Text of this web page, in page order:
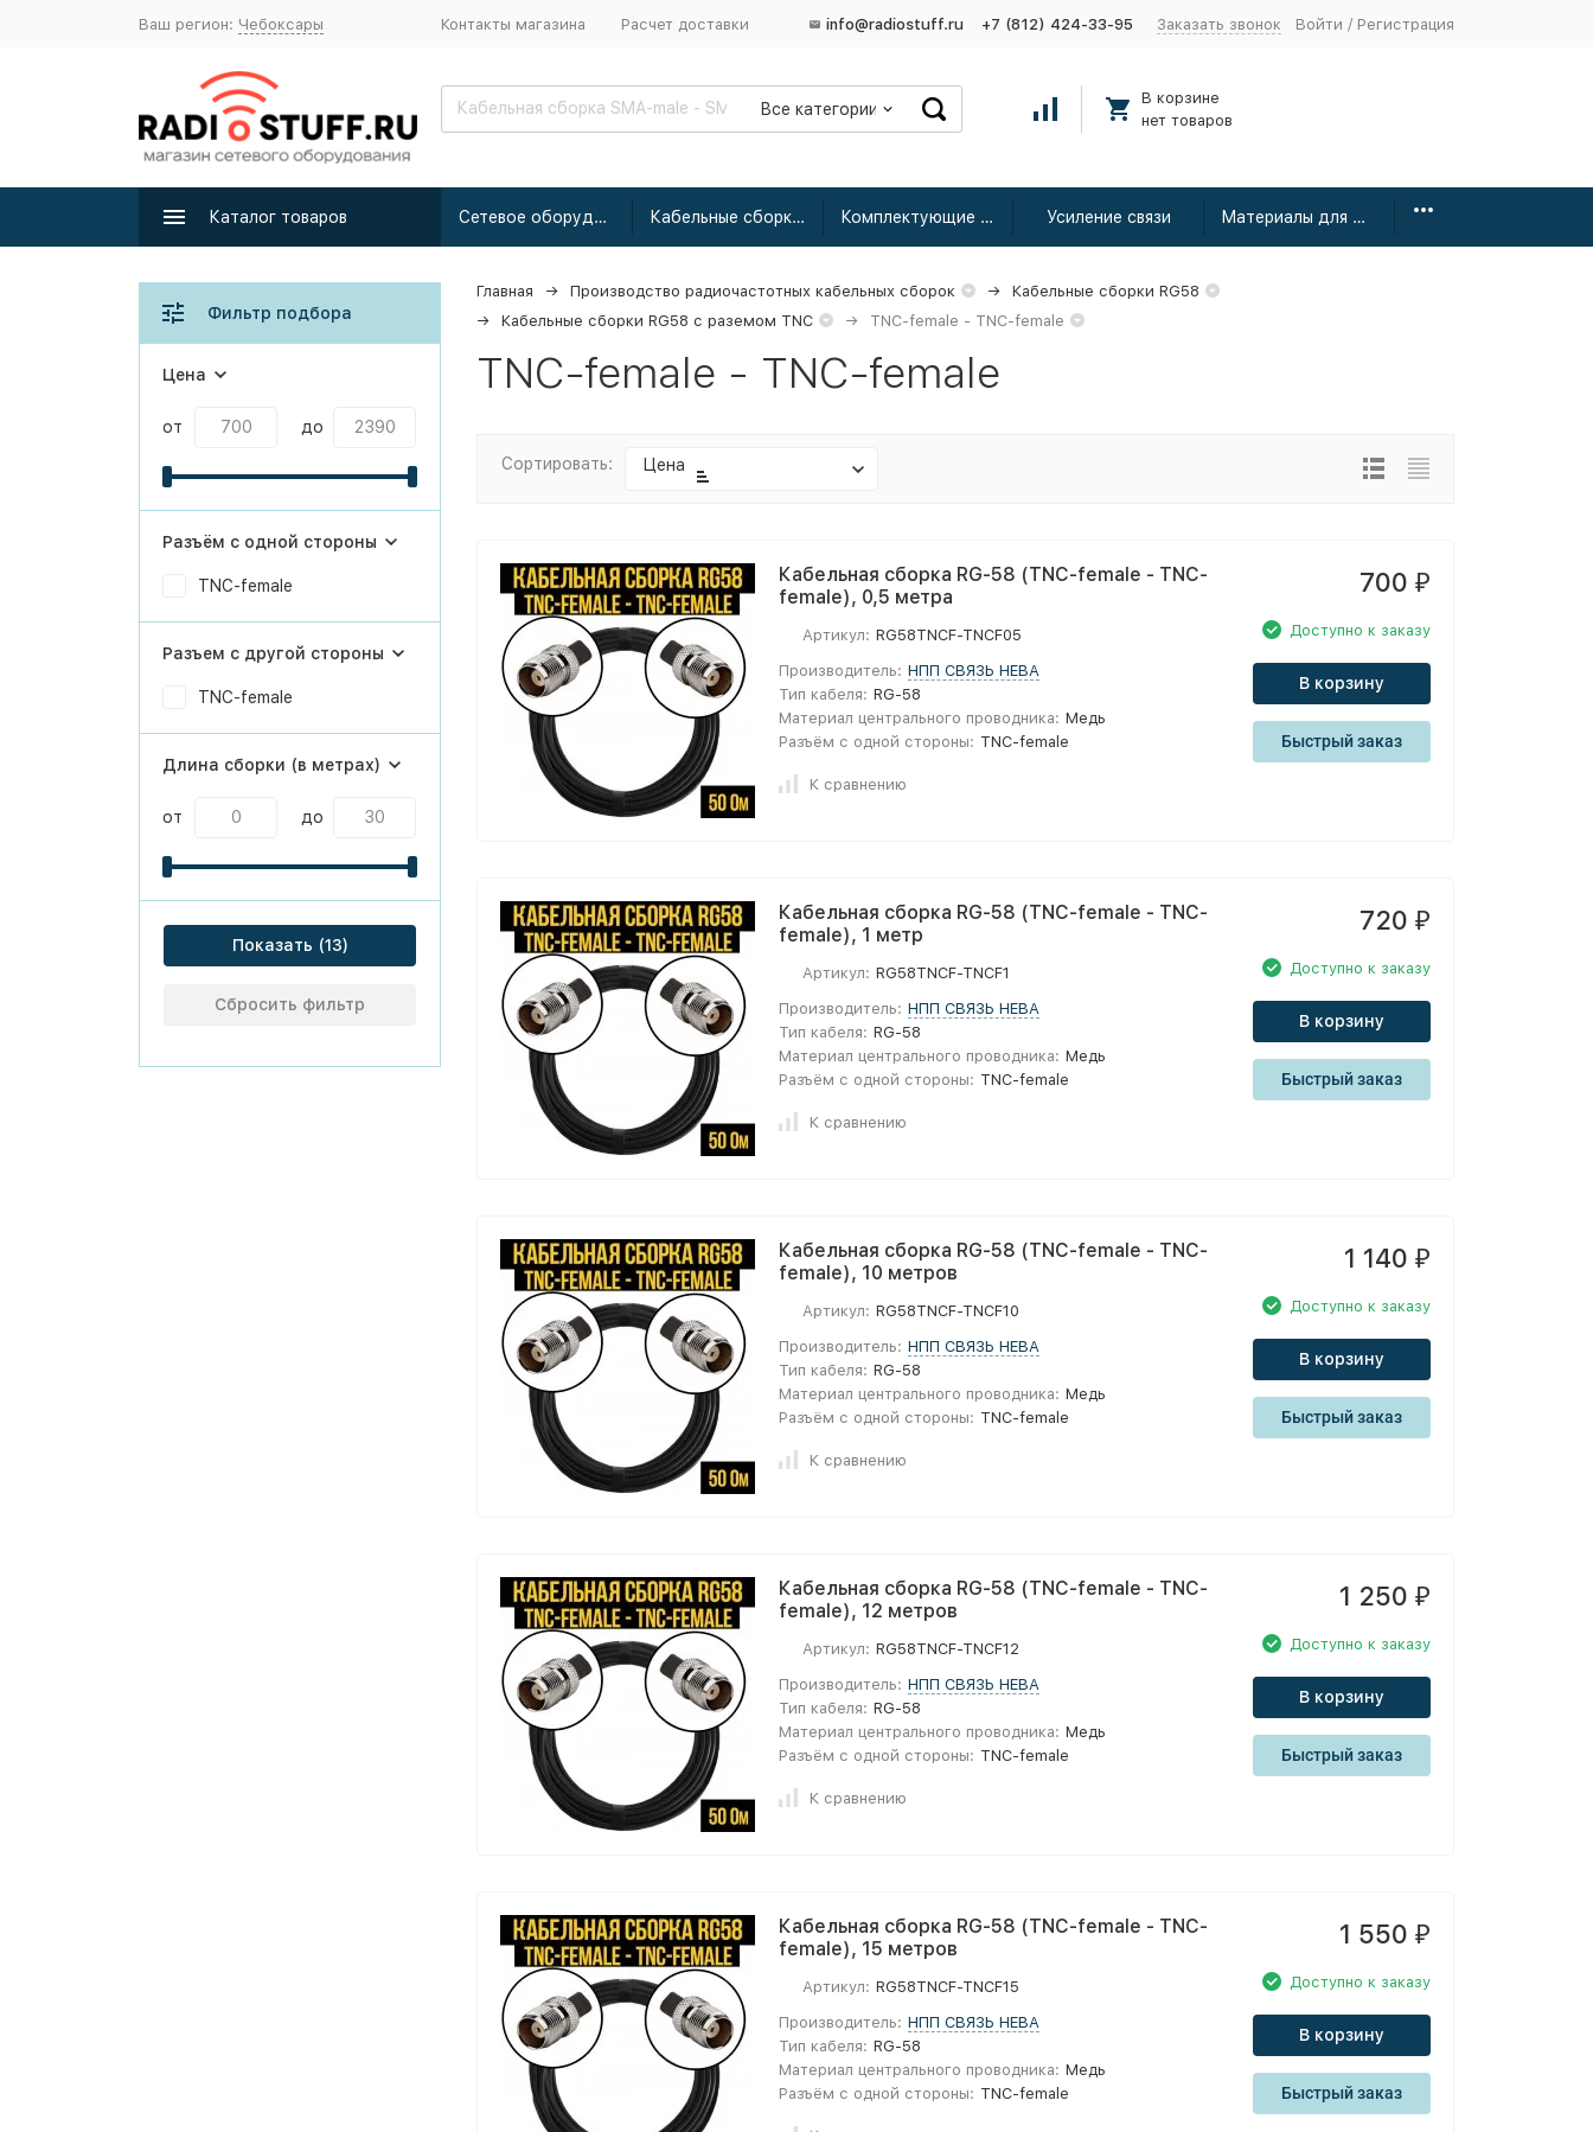
Ваш регион: Чебоксары Контакты магазина Расчет доставки info@radiostuff.ru +7 (812) 424-33-95 Заказать звонок Войти / Регистрация
Все категории
В корзине
нет товаров
Каталог товаров Сетевое оборудование Кабельные сборки радиочастотные Комплектующие для усиления Усиление связи Материалы для монтажа
Главная Производство радиочастотных кабельных сборок
Кабельные сборки RG58
Кабельные сборки RG58 с раземом TNC
TNC-female - TNC-female
TNC-female - TNC-female
Сортировать: Цена
Кабельная сборка RG-58 (TNC-female - TNC-
female), 0,5 метра
Артикул: RG58TNCF-TNCF05
Производитель: НПП СВЯЗЬ НЕВА
Тип кабеля: RG-58
Материал центрального проводника: Медь
Разъём с одной стороны: TNC-female
К сравнению
700 ₽
Доступно к заказу
В корзину
Быстрый заказ
Кабельная сборка RG-58 (TNC-female - TNC-
female), 1 метр
Артикул: RG58TNCF-TNCF1
Производитель: НПП СВЯЗЬ НЕВА
Тип кабеля: RG-58
Материал центрального проводника: Медь
Разъём с одной стороны: TNC-female
К сравнению
720 ₽
Доступно к заказу
В корзину
Быстрый заказ
Кабельная сборка RG-58 (TNC-female - TNC-
female), 10 метров
Артикул: RG58TNCF-TNCF10
Производитель: НПП СВЯЗЬ НЕВА
Тип кабеля: RG-58
Материал центрального проводника: Медь
Разъём с одной стороны: TNC-female
К сравнению
1 140 ₽
Доступно к заказу
В корзину
Быстрый заказ
Кабельная сборка RG-58 (TNC-female - TNC-
female), 12 метров
Артикул: RG58TNCF-TNCF12
Производитель: НПП СВЯЗЬ НЕВА
Тип кабеля: RG-58
Материал центрального проводника: Медь
Разъём с одной стороны: TNC-female
К сравнению
1 250 ₽
Доступно к заказу
В корзину
Быстрый заказ
Кабельная сборка RG-58 (TNC-female - TNC-
female), 15 метров
Артикул: RG58TNCF-TNCF15
Производитель: НПП СВЯЗЬ НЕВА
Тип кабеля: RG-58
Материал центрального проводника: Медь
Разъём с одной стороны: TNC-female
1 550 ₽
Доступно к заказу
В корзину
Быстрый заказ
Фильтр подбора
Цена
от до
Разъём с одной стороны
TNC-female
Разъем с другой стороны
TNC-female
Длина сборки (в метрах)
от до
Показать
Сбросить фильтр